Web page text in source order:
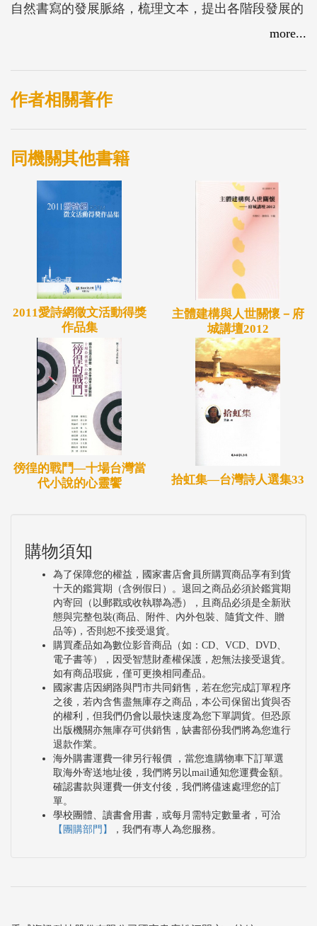
自然書寫的發展脈絡，梳理文本，提出各階段發展的
more...
作者相關著作
同機關其他書籍
2011愛詩網徵文活動得獎
作品集
主體建構與人世關懷－府
城講壇2012
徬徨的戰鬥—十場台灣當
代小說的心靈饗
拾虹集—台灣詩人選集33
購物須知
為了保障您的權益，國家書店會員所購買商品享有到貨
十天的鑑賞期（含例假日）。退回之商品必須於鑑賞期
內寄回（以郵戳或收執聯為憑），且商品必須是全新狀
態與完整包裝(商品、附件、內外包裝、隨貨文件、贈
品等)，否則恕不接受退貨。
購買產品如為數位影音商品（如：CD、VCD、DVD、
電子書等），因受智慧財產權保護，恕無法接受退貨。
如有商品瑕疵，僅可更換相同產品。
國家書店因網路與門市共同銷售，若在您完成訂單程序
之後，若內含售盡無庫存之商品，本公司保留出貨與否
的權利，但我們仍會以最快速度為您下單調貨。但恐原
出版機關亦無庫存可供銷售，缺書部份我們將為您進行
退款作業。
海外購書運費一律另行報價 ，當您進購物車下訂單選
取海外寄送地址後，我們將另以mail通知您運費金額。
確認書款與運費一併支付後，我們將儘速處理您的訂
單。
學校團體、讀書會用書，或每月需特定數量者，可洽
【團購部門】
，我們有專人為您服務。